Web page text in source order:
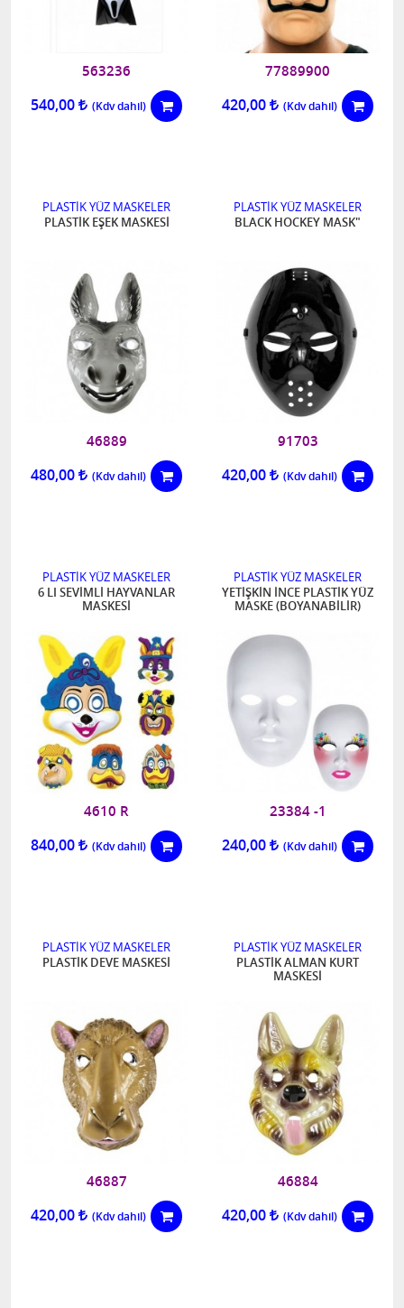
563236
540,00
77889900
420,00
PLASTİK YÜZ MASKELER
PLASTİK EŞEK MASKESİ
46889
480,00
PLASTİK YÜZ MASKELER
BLACK HOCKEY MASK"
91703
420,00
PLASTİK YÜZ MASKELER
6 LI SEVİMLİ HAYVANLAR
MASKESİ
4610 R
840,00
PLASTİK YÜZ MASKELER
YETİŞKİN İNCE PLASTİK YÜZ
MASKE (BOYANABİLİR)
23384 -1
240,00
PLASTİK YÜZ MASKELER
PLASTİK DEVE MASKESİ
46887
420,00
PLASTİK YÜZ MASKELER
PLASTİK ALMAN KURT
MASKESİ
46884
420,00